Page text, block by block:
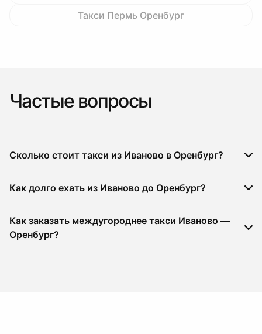
Такси Пермь Оренбург
Частые вопросы
Сколько стоит такси из Иваново в Оренбург?
Как долго ехать из Иваново до Оренбург?
Как заказать междугороднее такси Иваново —
Оренбург?